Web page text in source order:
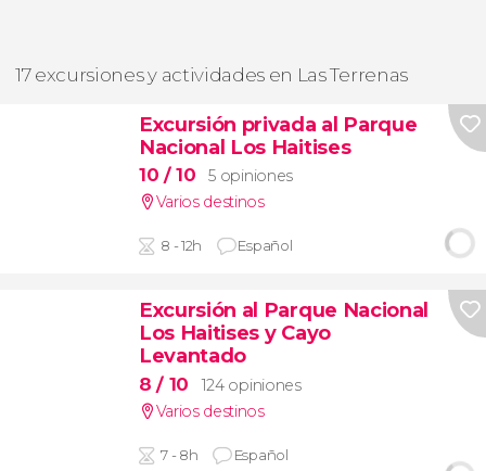
17 excursiones y actividades en Las Terrenas
Excursión privada al Parque
Nacional Los Haitises
10 / 10
5 opiniones
Varios destinos
8 - 12h Español
Excursión al Parque Nacional
Los Haitises y Cayo
Levantado
8/ 10
124 opiniones
Varios destinos
7 - 8h Español